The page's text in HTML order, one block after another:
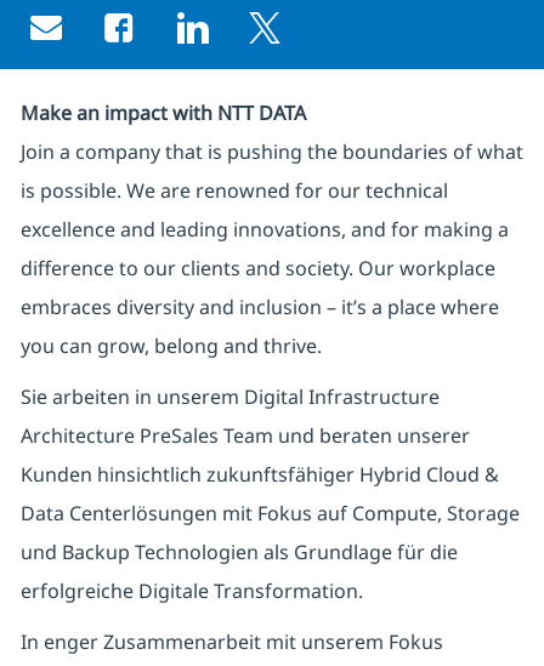
Share via email
Share via Facebook
Share via LinkedIn
Share via twitter
Make an impact with NTT DATA
Join a company that is pushing the boundaries of what
is possible. We are renowned for our technical
excellence and leading innovations, and for making a
difference to our clients and society. Our workplace
embraces diversity and inclusion – it’s a place where
you can grow, belong and thrive.
Sie arbeiten in unserem Digital Infrastructure
Architecture PreSales Team und beraten unserer
Kunden hinsichtlich zukunftsfähiger Hybrid Cloud &
Data Centerlösungen mit Fokus auf Compute, Storage
und Backup Technologien als Grundlage für die
erfolgreiche Digitale Transformation.
In enger Zusammenarbeit mit unserem Fokus